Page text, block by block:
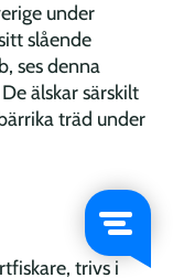
under
slående
ses denna
älskar särskilt
träd under
trivs i